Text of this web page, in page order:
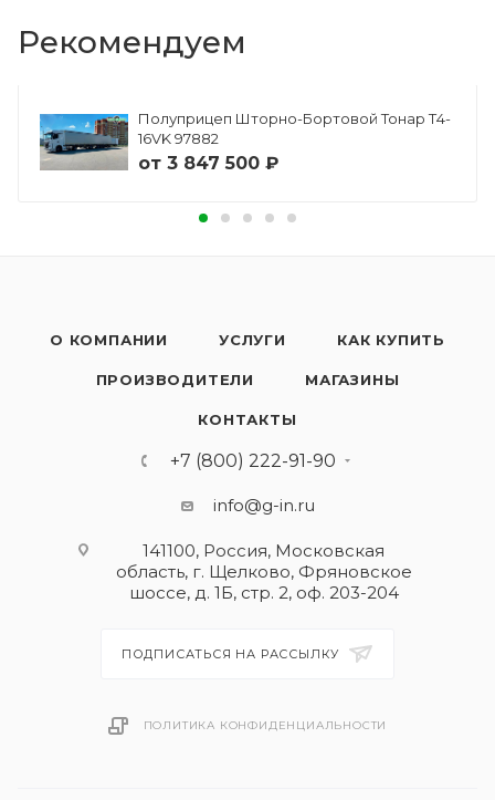
Рекомендуем
Полуприцеп Шторно-Бортовой Тонар Т4-
16VK 97882
от 3 847 500 ₽
О КОМПАНИИ УСЛУГИ КАК КУПИТЬ
ПРОИЗВОДИТЕЛИ МАГАЗИНЫ
КОНТАКТЫ
+7 (800) 222-91-90
info@g-in.ru
141100, Россия, Московская
область, г. Щелково, Фряновское
шоссе, д. 1Б, стр. 2, оф. 203-204
ПОДПИСАТЬСЯ НА РАССЫЛКУ
ПОЛИТИКА КОНФИДЕНЦИАЛЬНОСТИ